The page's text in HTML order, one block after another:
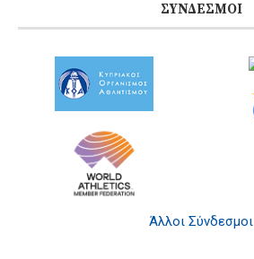
ΣΎΝΔΕΣΜΟΙ
Άλλοι Σύνδεσμοι